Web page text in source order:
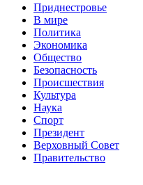
Приднестровье
В мире
Политика
Экономика
Общество
Безопасность
Происшествия
Культура
Наука
Спорт
Президент
Верховный Совет
Правительство